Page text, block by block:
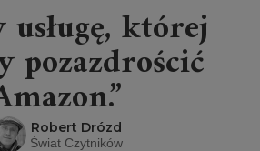
usługę, której
pozazdrościć
Robert Drózd
Świat Czytników